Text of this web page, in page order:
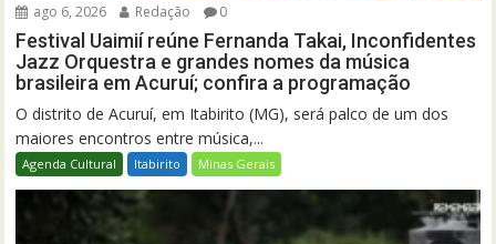
ago 6, 2026 Redação 0
Festival Uaimií reúne Fernanda Takai, Inconfidentes
Jazz Orquestra e grandes nomes da música
brasileira em Acuruí; confira a programação
O distrito de Acuruí, em Itabirito (MG), será palco de um dos
maiores encontros entre música,...
Agenda Cultural Itabirito Minas Gerais